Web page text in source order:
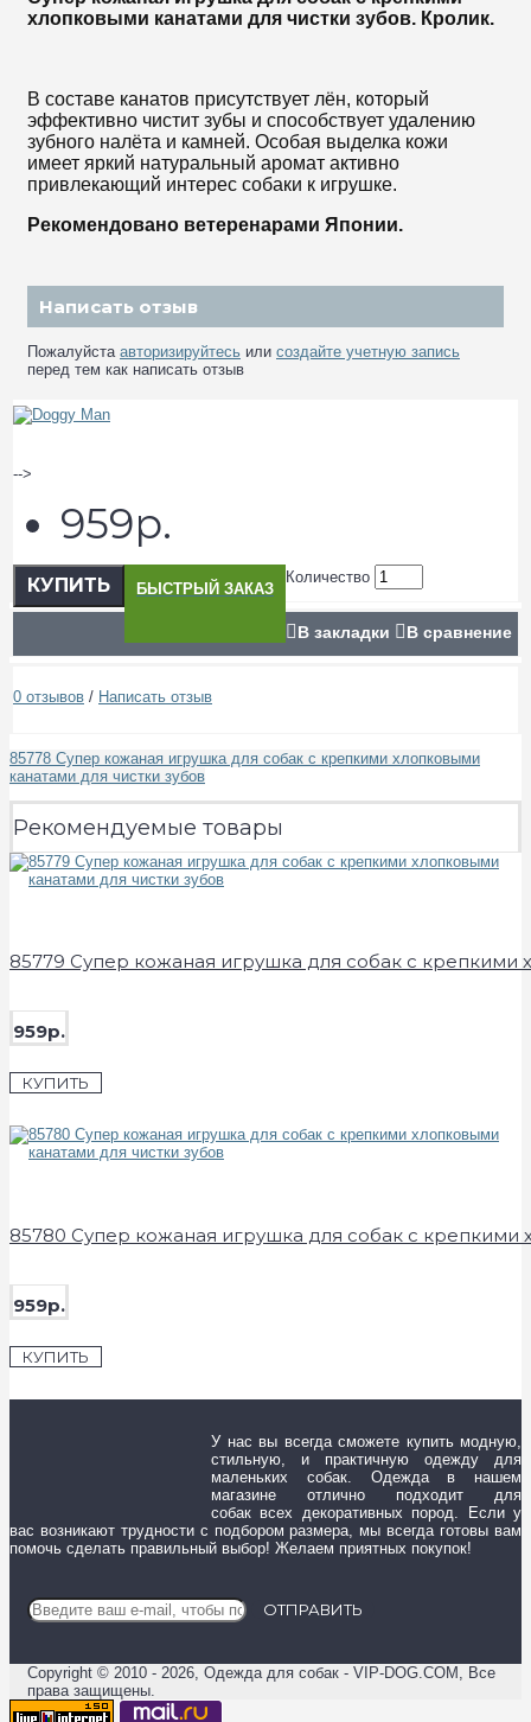
хлопковыми канатами для чистки зубов. Кролик.
В составе канатов присутствует лён, который
эффективно чистит зубы и способствует удалению
зубного налёта и камней. Особая выделка кожи
имеет яркий натуральный аромат активно
привлекающий интерес собаки к игрушке.
Рекомендовано ветеренарами Японии.​​​​​​​
Написать отзыв
Пожалуйста авторизируйтесь или создайте учетную запись
перед тем как написать отзыв
-->
959р.
Количество
КУПИТЬ БЫСТРЫЙ ЗАКАЗ
В закладки В сравнение
0 отзывов / Написать отзыв
85778 Супер кожаная игрушка для собак с крепкими хлопковыми
канатами для чистки зубов
Рекомендуемые товары
85779 Супер кожаная игрушка для собак с крепкими
959р.
КУПИТЬ
85780 Супер кожаная игрушка для собак с крепкими
959р.
КУПИТЬ
У нас вы всегда сможете купить модную,
стильную, и практичную одежду для
маленьких собак. Одежда в нашем
магазине отлично подходит для
собак всех декоративных пород. Если у
вас возникают трудности с подбором размера, мы всегда готовы вам
помочь сделать правильный выбор! Желаем приятных покупок!
ОТПРАВИТЬ
Copyright © 2010 - 2026, Одежда для собак - VIP-DOG.COM, Все
права защищены.